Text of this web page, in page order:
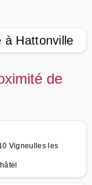
à Hattonville
de
Vigneulles les